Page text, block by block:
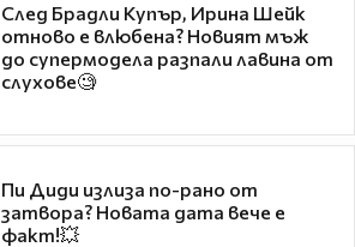
След Брадли Купър, Ирина Шейк
отново е влюбена? Новият мъж
до супермодела разпали лавина от
слухове🧐
Пи Диди излиза по-рано от
затвора? Новата дата вече е
факт!💥